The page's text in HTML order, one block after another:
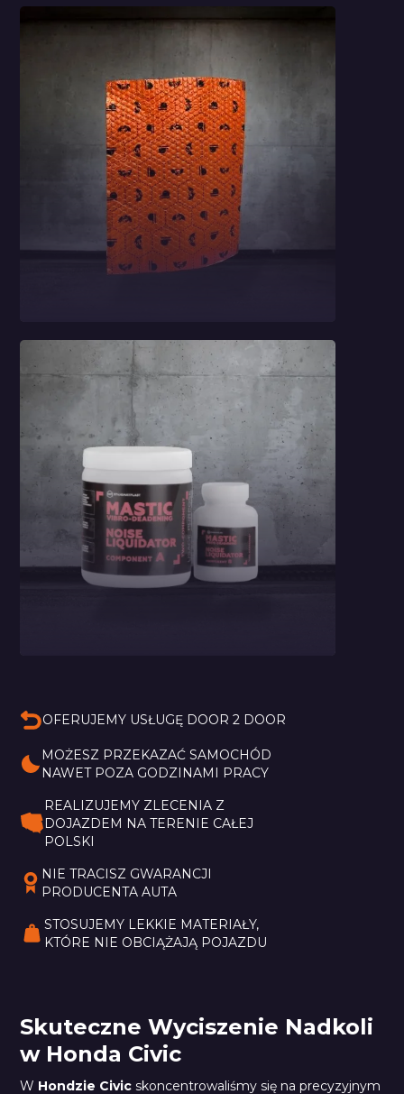
Bitmat B5s
2,3 mm
Liquidator
OFERUJEMY USŁUGĘ DOOR 2 DOOR
MOŻESZ PRZEKAZAĆ SAMOCHÓD
NAWET POZA GODZINAMI PRACY
REALIZUJEMY ZLECENIA Z
DOJAZDEM NA TERENIE CAŁEJ
POLSKI
NIE TRACISZ GWARANCJI
PRODUCENTA AUTA
STOSUJEMY LEKKIE MATERIAŁY,
KTÓRE NIE OBCIĄŻAJĄ POJAZDU
Skuteczne Wyciszenie Nadkoli
w Honda Civic
W Hondzie Civic skoncentrowaliśmy się na precyzyjnym